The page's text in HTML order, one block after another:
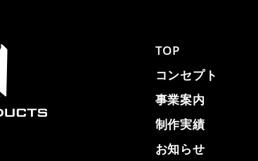
TOP
コンセプト
事業案内
制作実績
お知らせ